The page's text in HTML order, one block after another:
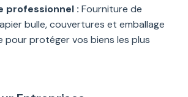
professionnel : Fourniture de
bulle, couvertures et emballage
pour protéger vos biens les plus